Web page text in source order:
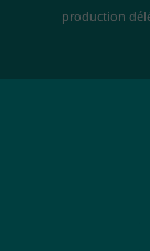
production